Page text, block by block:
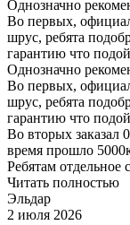
Однозначно
Во первых,
шрус, ребята
гарантию что
Однозначно
Во первых,
шрус, ребята
гарантию что
Во вторых заказал
время прошло
Ребятам отдельное
Читать полностью
Эльдар
2 июля 2026